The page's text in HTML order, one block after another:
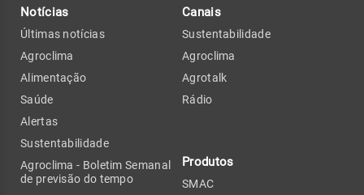
Notícias
Últimas notícias
Agroclima
Alimentação
Saúde
Alertas
Sustentabilidade
Agroclima - Boletim Semanal
de previsão do tempo
Canais
Sustentabilidade
Agroclima
Agrotalk
Rádio
Produtos
SMAC